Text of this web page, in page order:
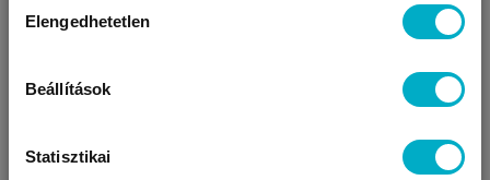
kiválasztása
Elengedhetetlen
Beállítások
Statisztikai
Úgy látjuk, most jársz nálunk először!